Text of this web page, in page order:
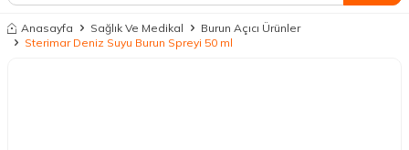
Anasayfa Sağlık Ve Medikal
Burun Açıcı Ürünler
Sterimar Deniz Suyu Burun Spreyi 50 ml